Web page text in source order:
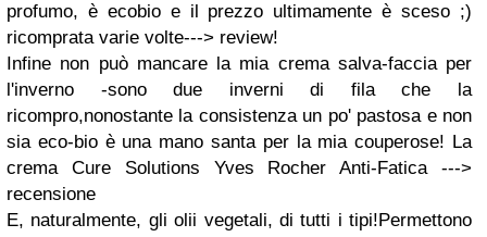
profumo, è ecobio e il prezzo ultimamente è sceso ;)
ricomprata varie volte---> review!
Infine non può mancare la mia crema salva-faccia per
l'inverno -sono due inverni di fila che la
ricompro,nonostante la consistenza un po' pastosa e non
sia eco-bio è una mano santa per la mia couperose! La
crema Cure Solutions Yves Rocher Anti-Fatica --->
recensione
E, naturalmente, gli olii vegetali, di tutti i tipi!Permettono